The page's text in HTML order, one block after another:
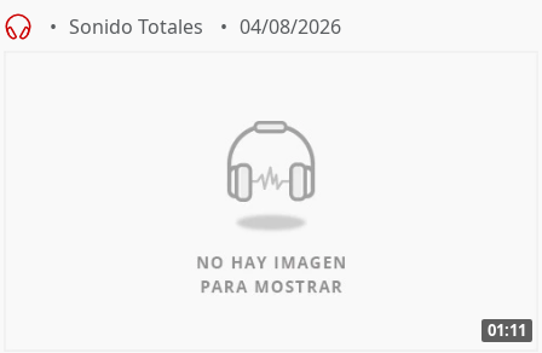
Sonido Totales 04/08/2026
01:11